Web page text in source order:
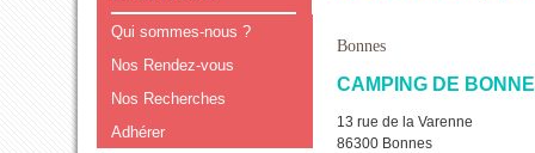
Qui sommes-nous ?
Nos Rendez-vous
Nos Recherches
Adhérer
Bonnes
CAMPING DE
13 rue de la Varenne
86300 Bonnes